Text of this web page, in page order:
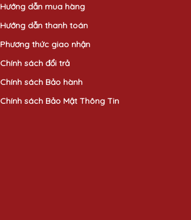
Hướng dẫn mua hàng
Hướng dẫn thanh toán
Phương thức giao nhận
Chính sách đổi trả
Chính sách Bảo hành
Chính sách Bảo Mật Thông Tin